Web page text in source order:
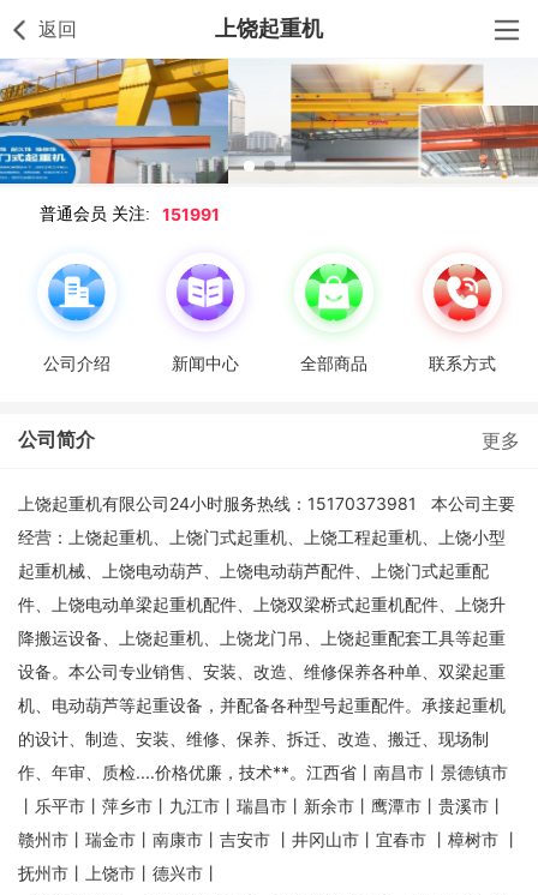
返回 上饶起重机
普通会员 关注: 151991
公司介绍 新闻中心 全部商品 联系方式
公司简介 更多
上饶起重机有限公司24小时服务热线：15170373981 本公司主要
经营：上饶起重机、上饶门式起重机、上饶工程起重机、上饶小型
起重机械、上饶电动葫芦、上饶电动葫芦配件、上饶门式起重配
件、上饶电动单梁起重机配件、上饶双梁桥式起重机配件、上饶升
降搬运设备、上饶起重机、上饶龙门吊、上饶起重配套工具等起重
设备。本公司专业销售、安装、改造、维修保养各种单、双梁起重
机、电动葫芦等起重设备，并配备各种型号起重配件。承接起重机
的设计、制造、安装、维修、保养、拆迁、改造、搬迁、现场制
作、年审、质检....价格优廉，技术**。江西省丨南昌市丨景德镇市
丨乐平市丨萍乡市丨九江市丨瑞昌市丨新余市丨鹰潭市丨贵溪市丨
赣州市丨瑞金市丨南康市丨吉安市 丨井冈山市丨宜春市 丨樟树市 丨
抚州市丨上饶市丨德兴市丨